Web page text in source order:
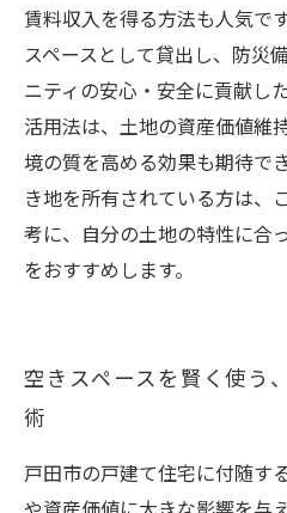
賃料収入を得る方法も人気で
スペースとして貸出し、防災
ニティの安心・安全に貢献し
活用法は、土地の資産価値維
境の質を高める効果も期待で
き地を所有されている方は、
考に、自分の土地の特性に合
をおすすめします。
空きスペースを賢く使う
術
戸田市の戸建て住宅に付随す